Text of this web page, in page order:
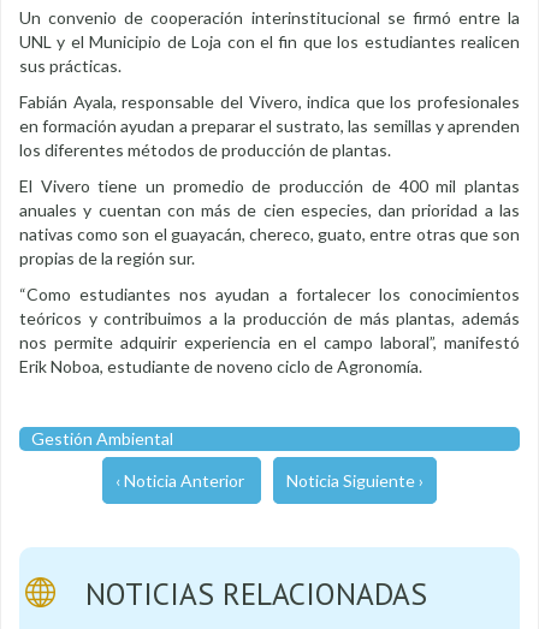
Un convenio de cooperación interinstitucional se firmó entre la
UNL y el Municipio de Loja con el fin que los estudiantes realicen
sus prácticas.
Fabián Ayala, responsable del Vivero, indica que los profesionales
en formación ayudan a preparar el sustrato, las semillas y aprenden
los diferentes métodos de producción de plantas.
El Vivero tiene un promedio de producción de 400 mil plantas
anuales y cuentan con más de cien especies, dan prioridad a las
nativas como son el guayacán, chereco, guato, entre otras que son
propias de la región sur.
“Como estudiantes nos ayudan a fortalecer los conocimientos
teóricos y contribuimos a la producción de más plantas, además
nos permite adquirir experiencia en el campo laboral”, manifestó
Erik Noboa, estudiante de noveno ciclo de Agronomía.
Gestión Ambiental
‹ Noticia Anterior Noticia Siguiente ›
NOTICIAS RELACIONADAS